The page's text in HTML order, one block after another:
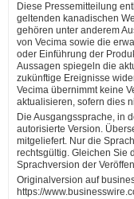
Diese Pressemitteilung
geltenden kanadischen
gehören unter anderem
von Vecima sowie die
oder Einführung der
Aussagen spiegeln die
zukünftige Ereignisse
Vecima übernimmt keine
aktualisieren, sofern dies
Die Ausgangssprache, in
autorisierte Version.
mitgeliefert. Nur die
rechtsgültig. Gleichen Sie
Sprachversion der
Originalversion auf
https://